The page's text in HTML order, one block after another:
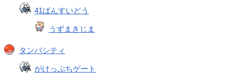
41ばんすいどう
うずまきじま
タンバシティ
がけっぷちゲート